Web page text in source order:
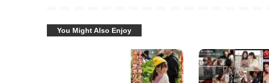
You Might Also Enjoy